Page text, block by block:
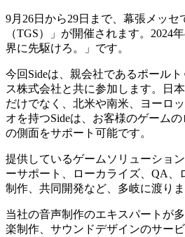
9月26日から29日まで、幕張メッセ
（TGS）」が開催されます。2024
界に先駆けろ。」です。
今回Sideは、親会社であるポール
ス株式会社と共に参加します。日
だけでなく、北米や南米、ヨーロ
オを持つSideは、お客様のゲーム
の側面をサポート可能です。
提供しているゲームソリューショ
ーサポート、ローカライズ、QA、
制作、共同開発など、多岐に渡りま
当社の音声制作のエキスパートが
楽制作、サウンドデザインのサー